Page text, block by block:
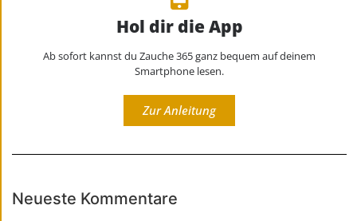
Hol dir die App
Ab sofort kannst du Zauche 365 ganz bequem auf deinem
Smartphone lesen.
Zur Anleitung
Neueste Kommentare